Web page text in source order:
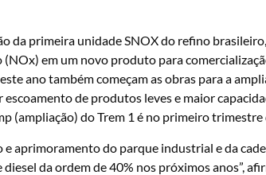
da primeira unidade SNOX do refino
em um novo produto para
ano também começam as obras para a
de produtos leves e maior
(ampliação) do Trem 1 é no primeiro trimestre
aprimoramento do parque industrial e da
da ordem de 40% nos próximos anos”,